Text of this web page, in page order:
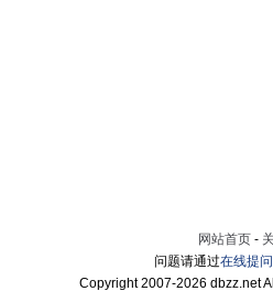
网站首页 -
问题请通过在线提问
Copyright 2007-2026 dbzz.net